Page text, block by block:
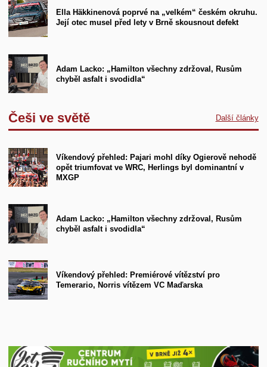
Ella Häkkinenová poprvé na „velkém“ českém okruhu.
Její otec musel před lety v Brně skousnout defekt
Adam Lacko: „Hamilton všechny zdržoval, Rusům
chyběl asfalt i svodidla“
Češi ve světě Další články
Víkendový přehled: Pajari mohl díky Ogierově nehodě
opět triumfovat ve WRC, Herlings byl dominantní v
MXGP
Adam Lacko: „Hamilton všechny zdržoval, Rusům
chyběl asfalt i svodidla“
Víkendový přehled: Premiérové vítězství pro
Temerario, Norris vítězem VC Maďarska